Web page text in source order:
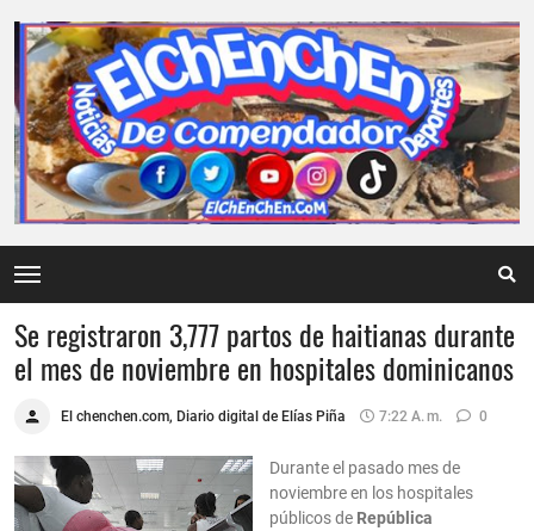
Se registraron 3,777 partos de haitianas durante
el mes de noviembre en hospitales dominicanos
El chenchen.com, Diario digital de Elías Piña 7:22 A. M. 0
Durante el pasado mes de
noviembre en los hospitales
públicos de República